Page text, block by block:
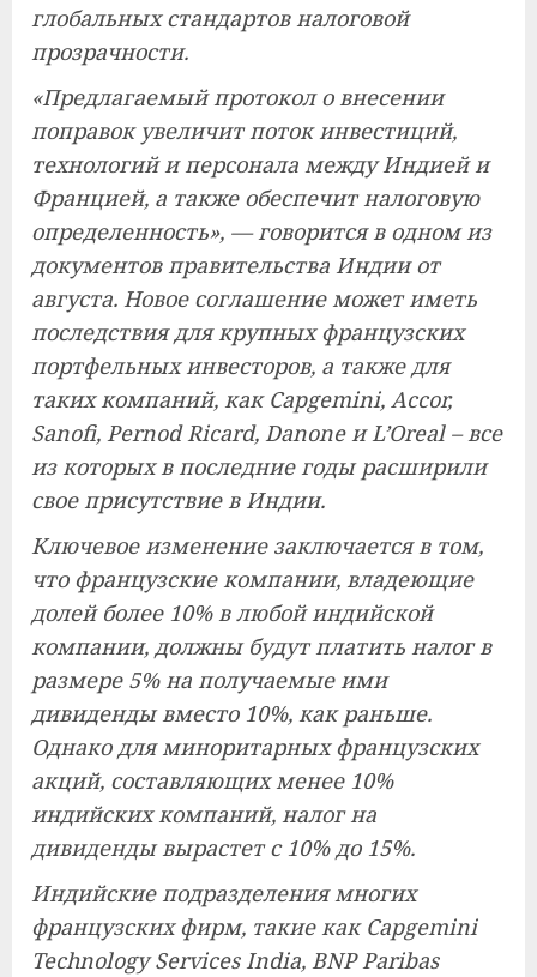
глобальных стандартов налоговой
прозрачности.
«Предлагаемый протокол о внесении
поправок увеличит поток инвестиций,
технологий и персонала между Индией и
Францией, а также обеспечит налоговую
определенность», — говорится в одном из
документов правительства Индии от
августа. Новое соглашение может иметь
последствия для крупных французских
портфельных инвесторов, а также для
таких компаний, как Capgemini, Accor,
Sanofi, Pernod Ricard, Danone и L’Oreal – все
из которых в последние годы расширили
свое присутствие в Индии.
Ключевое изменение заключается в том,
что французские компании, владеющие
долей более 10% в любой индийской
компании, должны будут платить налог в
размере 5% на получаемые ими
дивиденды вместо 10%, как раньше.
Однако для миноритарных французских
акций, составляющих менее 10%
индийских компаний, налог на
дивиденды вырастет с 10% до 15%.
Индийские подразделения многих
французских фирм, такие как Capgemini
Technology Services India, BNP Paribas